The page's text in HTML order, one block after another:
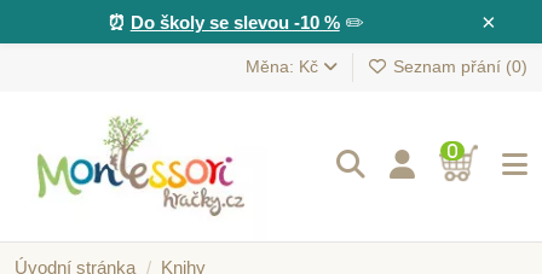
×
⏰ Do školy se slevou -10 %✏️
Měna: Kč Seznam přání (0)
0
Úvodní stránka Knihy